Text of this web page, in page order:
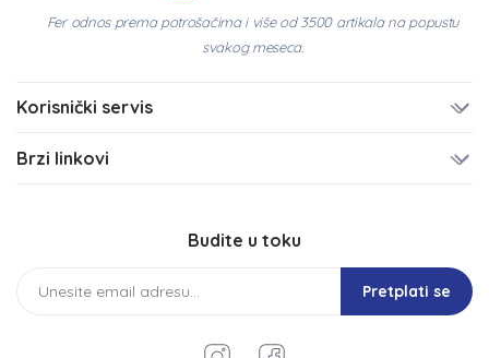
Fer odnos prema potrošačima i više od 3500 artikala na popustu
svakog meseca.
Korisnički servis
Brzi linkovi
Budite u toku
Pretplati se